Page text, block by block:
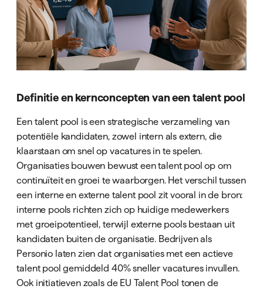
Definitie en kernconcepten van een talent pool
Een talent pool is een strategische verzameling van
potentiële kandidaten, zowel intern als extern, die
klaarstaan om snel op vacatures in te spelen.
Organisaties bouwen bewust een talent pool op om
continuïteit en groei te waarborgen. Het verschil tussen
een interne en externe talent pool zit vooral in de bron:
interne pools richten zich op huidige medewerkers
met groeipotentieel, terwijl externe pools bestaan uit
kandidaten buiten de organisatie. Bedrijven als
Personio laten zien dat organisaties met een actieve
talent pool gemiddeld 40% sneller vacatures invullen.
Ook initiatieven zoals de EU Talent Pool tonen de